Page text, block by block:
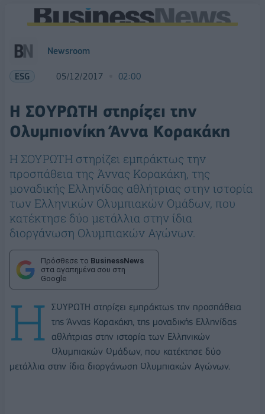
Newsroom
ESG 05/12/2017 02:00
Η ΣΟΥΡΩΤΗ στηρίζει την
Ολυμπιονίκη Άννα Κορακάκη
Η ΣΟΥΡΩΤΗ στηρίζει εμπράκτως την
προσπάθεια της Άννας Κορακάκη, της
μοναδικής Ελληνίδας αθλήτριας στην ιστορία
των Ελληνικών Ολυμπιακών Ομάδων, που
κατέκτησε δύο μετάλλια στην ίδια
διοργάνωση Ολυμπιακών Αγώνων.
Πρόσθεσε το BusinessNews
στα αγαπημένα σου στη
Google
Η ΣΟΥΡΩΤΗ στηρίζει εμπράκτως την προσπάθεια
της Άννας Κορακάκη, της μοναδικής Ελληνίδας
αθλήτριας στην ιστορία των Ελληνικών
Ολυμπιακών Ομάδων, που κατέκτησε δύο
μετάλλια στην ίδια διοργάνωση Ολυμπιακών Αγώνων.